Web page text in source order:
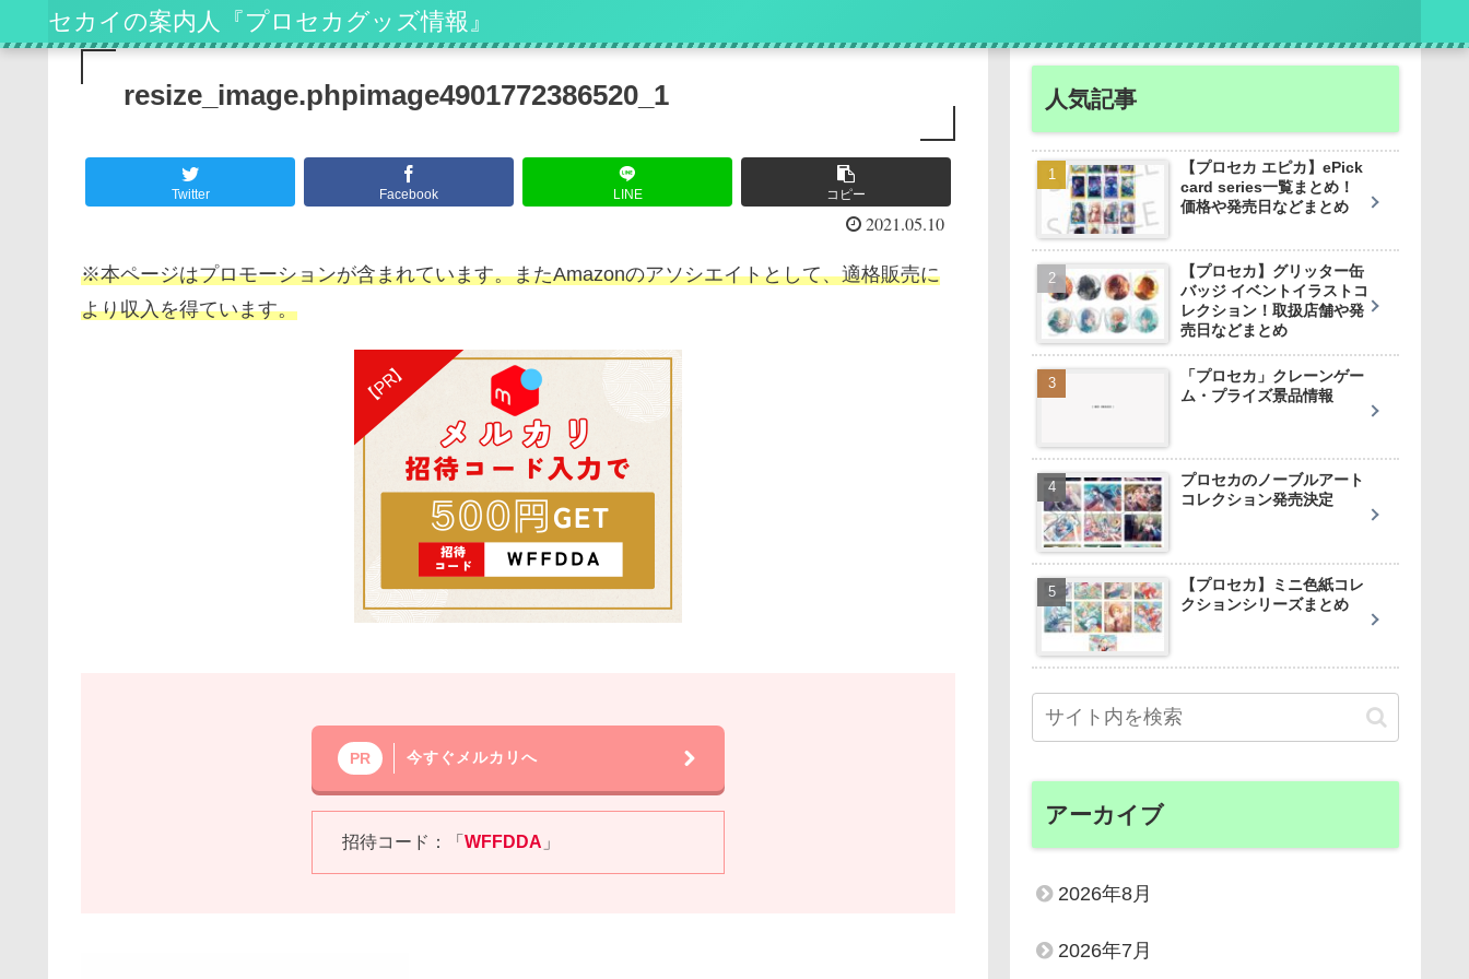
セカイの案内人『プロセカグッズ情報』
resize_image.phpimage4901772386520_1
Twitter Facebook LINE コピー
2021.05.10
※本ページはプロモーションが含まれています。またAmazonのアソシエイトとして、適格販売に
より収入を得ています。
PR 今すぐメルカリへ
招待コード：「WFFDDA 」
人気記事
【プロセカ エピカ】ePick
card series一覧まとめ！
価格や発売日などまとめ
【プロセカ】グリッター缶
バッジ イベントイラストコ
レクション！取扱店舗や発
売日などまとめ
「プロセカ」クレーンゲー
ム・プライズ景品情報
プロセカのノーブルアート
コレクション発売決定
【プロセカ】ミニ色紙コレ
クションシリーズまとめ
アーカイブ
2026年8月
2026年7月